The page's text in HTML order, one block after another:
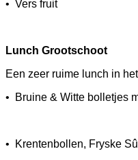
• Vers fruit
Lunch
Een zeer ruime lunch in
• Bruine & Witte bolletjes
• Krentenbollen, Fryske